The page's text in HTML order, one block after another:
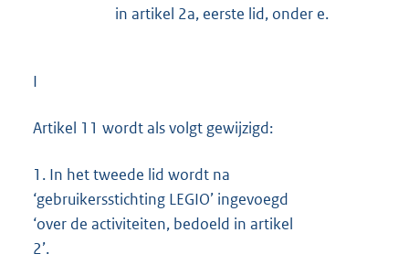
in artikel 2a, eerste lid, onder e.
I
Artikel 11 wordt als volgt gewijzigd:
1. In het tweede lid wordt na
‘gebruikersstichting LEGIO’ ingevoegd
‘over de activiteiten, bedoeld in artikel
2’.